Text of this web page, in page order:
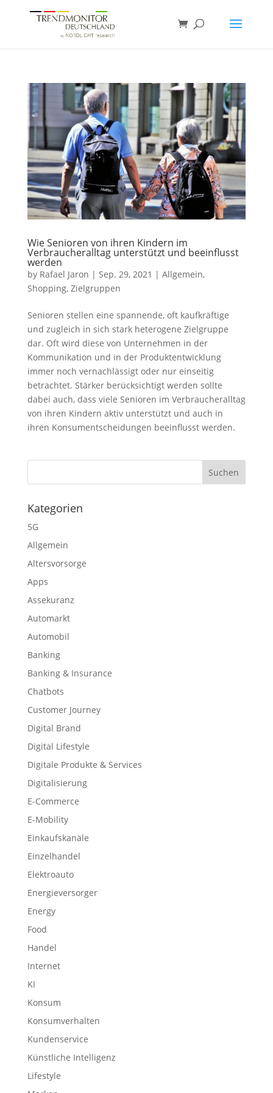
Wie Senioren von ihren Kindern im
Verbraucheralltag unterstützt und beeinflusst
werden
by Rafael Jaron | Sep. 29, 2021 | Allgemein,
Shopping, Zielgruppen
Senioren stellen eine spannende, oft kaufkräftige
und zugleich in sich stark heterogene Zielgruppe
dar. Oft wird diese von Unternehmen in der
Kommunikation und in der Produktentwicklung
immer noch vernachlässigt oder nur einseitig
betrachtet. Stärker berücksichtigt werden sollte
dabei auch, dass viele Senioren im Verbraucheralltag
von ihren Kindern aktiv unterstützt und auch in
ihren Konsumentscheidungen beeinflusst werden.
Kategorien
5G
Allgemein
Altersvorsorge
Apps
Assekuranz
Automarkt
Automobil
Banking
Banking & Insurance
Chatbots
Customer Journey
Digital Brand
Digital Lifestyle
Digitale Produkte & Services
Digitalisierung
E-Commerce
E-Mobility
Einkaufskanäle
Einzelhandel
Elektroauto
Energieversorger
Energy
Food
Handel
Internet
KI
Konsum
Konsumverhalten
Kundenservice
Künstliche Intelligenz
Lifestyle